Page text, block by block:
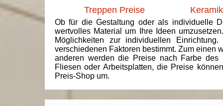
Treppen Preise
Ob für die Gestaltung oder als individuelle
wertvolles Material um Ihre Ideen
Möglichkeiten zur individuellen
verschiedenen Faktoren bestimmt. Zum einen
anderen werden die Preise nach Farbe des
Fliesen oder Arbeitsplatten, die Preise
Preis-Shop um.